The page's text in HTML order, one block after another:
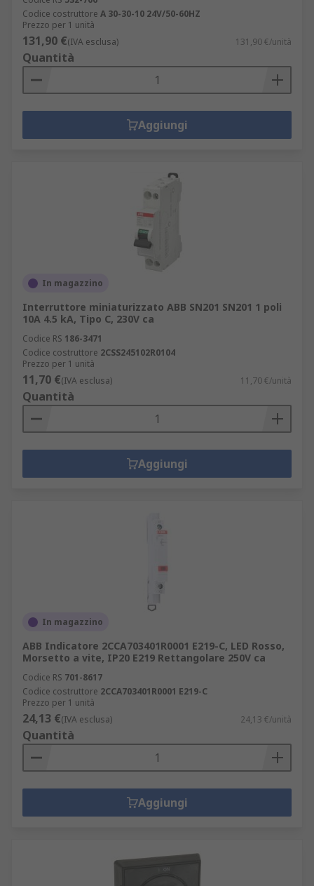
Codice costruttore A 30-30-10 24V/50-60HZ
Prezzo per 1 unità
131,90 €(IVA esclusa) 131,90 €/unità
Quantità
Aggiungi
In magazzino
Interruttore miniaturizzato ABB SN201 SN201 1 poli
10A 4.5 kA, Tipo C, 230V ca
Codice RS 186-3471
Codice costruttore 2CSS245102R0104
Prezzo per 1 unità
11,70 €(IVA esclusa) 11,70 €/unità
Quantità
Aggiungi
In magazzino
ABB Indicatore 2CCA703401R0001 E219-C, LED Rosso,
Morsetto a vite, IP20 E219 Rettangolare 250V ca
Codice RS 701-8617
Codice costruttore 2CCA703401R0001 E219-C
Prezzo per 1 unità
24,13 €(IVA esclusa) 24,13 €/unità
Quantità
Aggiungi